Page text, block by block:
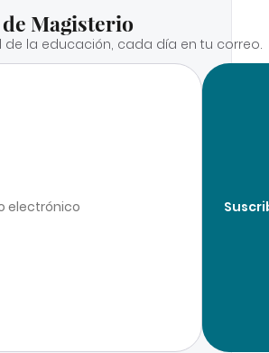
Magisterio
de la educación, cada día en tu correo.